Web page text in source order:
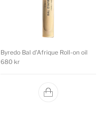
Byredo Bal d'Afrique Roll-on oil
680 kr